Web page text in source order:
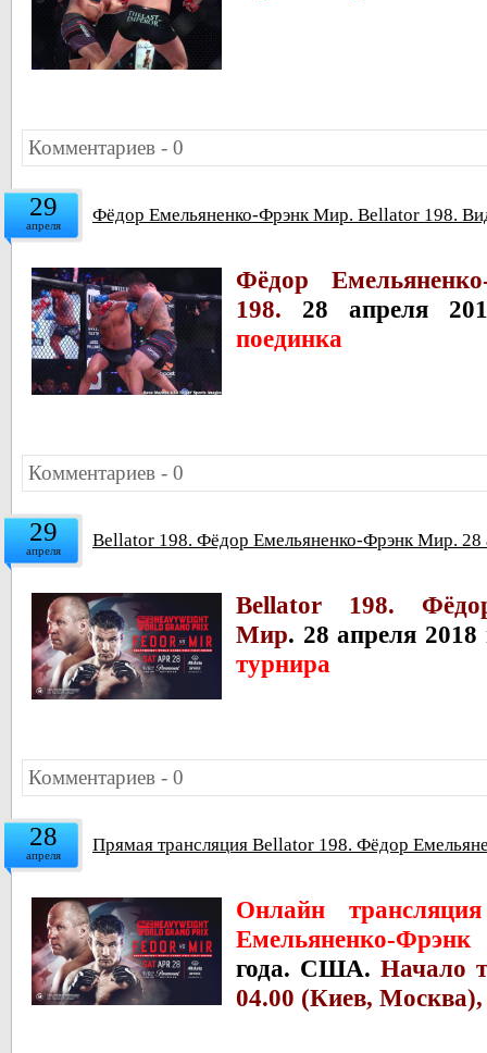
Комментариев - 0
29
апреля Фёдор Емельяненко-Фрэнк Мир. Bellator 198.
Фёдор
198. 28 апреля
поединка
Комментариев - 0
29
апреля Bellator 198. Фёдор Емельяненко-Фрэнк Мир. 28
Bellator 198.
Мир. 28 апреля
турнира
Комментариев - 0
28
апреля Прямая трансляция Bellator 198. Фёдор
Онлайн
Емельяненко-
года. США. Начало
04.00 (Киев,